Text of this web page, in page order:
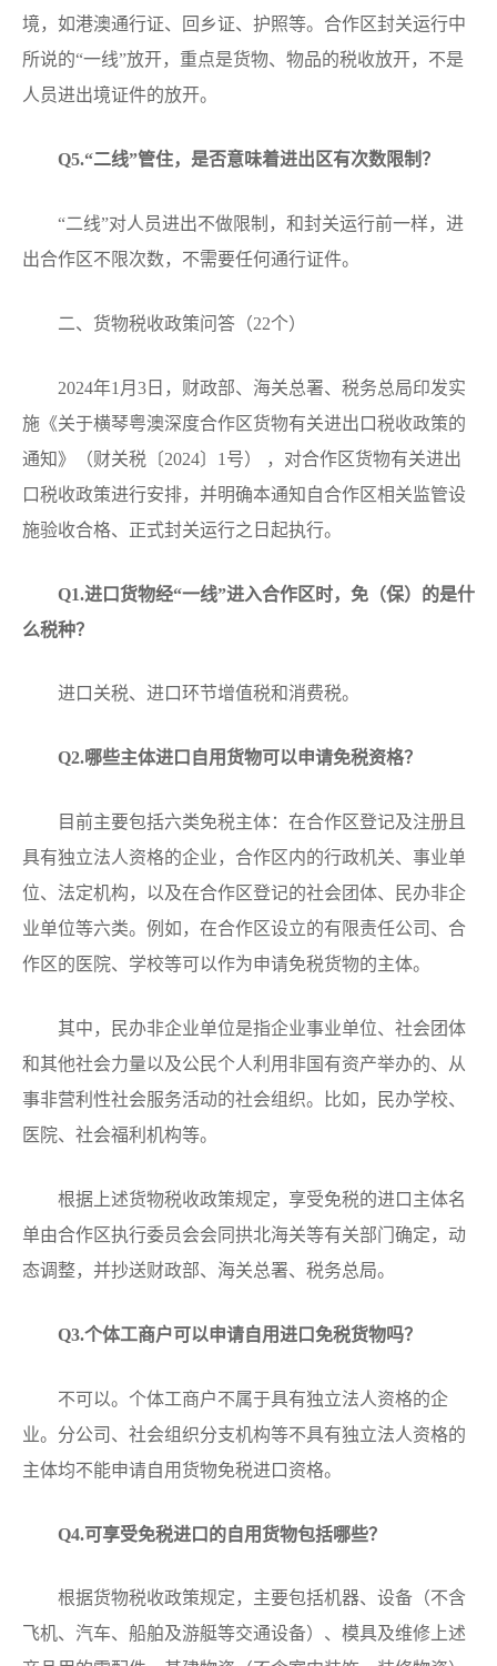
境，如港澳通行证、回乡证、护照等。合作区封关运行中
所说的“一线”放开，重点是货物、物品的税收放开，不是
人员进出境证件的放开。
Q5.“二线”管住，是否意味着进出区有次数限制？
“二线”对人员进出不做限制，和封关运行前一样，进
出合作区不限次数，不需要任何通行证件。
二、货物税收政策问答（22个）
2024年1月3日，财政部、海关总署、税务总局印发实
施《关于横琴粤澳深度合作区货物有关进出口税收政策的
通知》（财关税〔2024〕1号） ，对合作区货物有关进出
口税收政策进行安排，并明确本通知自合作区相关监管设
施验收合格、正式封关运行之日起执行。
Q1.进口货物经“一线”进入合作区时，免（保）的是什
么税种？
进口关税、进口环节增值税和消费税。
Q2.哪些主体进口自用货物可以申请免税资格？
目前主要包括六类免税主体：在合作区登记及注册且
具有独立法人资格的企业，合作区内的行政机关、事业单
位、法定机构，以及在合作区登记的社会团体、民办非企
业单位等六类。例如，在合作区设立的有限责任公司、合
作区的医院、学校等可以作为申请免税货物的主体。
其中，民办非企业单位是指企业事业单位、社会团体
和其他社会力量以及公民个人利用非国有资产举办的、从
事非营利性社会服务活动的社会组织。比如，民办学校、
医院、社会福利机构等。
根据上述货物税收政策规定，享受免税的进口主体名
单由合作区执行委员会会同拱北海关等有关部门确定，动
态调整，并抄送财政部、海关总署、税务总局。
Q3.个体工商户可以申请自用进口免税货物吗？
不可以。个体工商户不属于具有独立法人资格的企
业。分公司、社会组织分支机构等不具有独立法人资格的
主体均不能申请自用货物免税进口资格。
Q4.可享受免税进口的自用货物包括哪些？
根据货物税收政策规定，主要包括机器、设备（不含
飞机、汽车、船舶及游艇等交通设备）、模具及维修上述